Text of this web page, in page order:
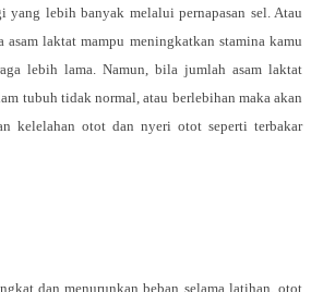
yang lebih banyak melalui pernapasan sel. Atau
asam laktat mampu meningkatkan stamina kamu
lebih lama. Namun, bila jumlah asam laktat
tubuh tidak normal, atau berlebihan maka akan
kelelahan otot dan nyeri otot seperti terbakar
dan menurunkan beban selama latihan, otot